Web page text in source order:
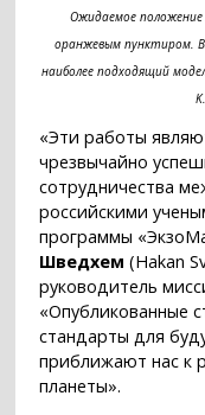
Ожидаемое
оранжевым пунктиром.
наиболее подходящий
«Эти работы
чрезвычайно
сотрудничества
российскими
программы
Шведхем (Hakan
руководитель
«Опубликованные
стандарты для
приближают нас к
планеты».